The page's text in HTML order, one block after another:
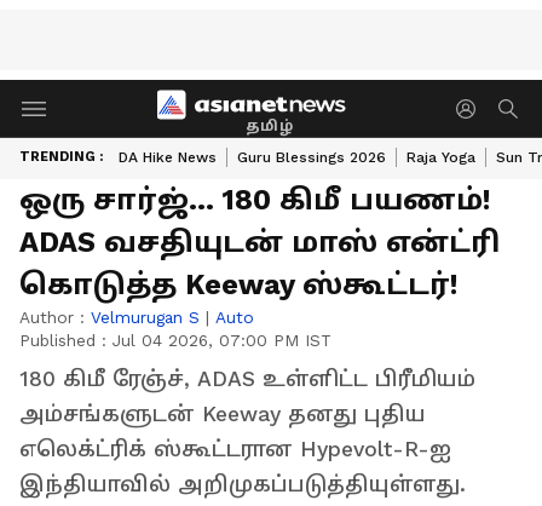
தமிழ்
TRENDING : DA Hike News Guru Blessings 2026 Raja Yoga Sun
ஒரு சார்ஜ்... 180 கிமீ பயணம்!
ADAS வசதியுடன் மாஸ் என்ட்ரி
கொடுத்த Keeway ஸ்கூட்டர்!
Author : Velmurugan S | Auto
Published : Jul 04 2026, 07:00 PM IST
180 கிமீ ரேஞ்ச், ADAS உள்ளிட்ட பிரீமியம்
அம்சங்களுடன் Keeway தனது புதிய
எலெக்ட்ரிக் ஸ்கூட்டரான Hypevolt-R-ஐ
இந்தியாவில் அறிமுகப்படுத்தியுள்ளது.